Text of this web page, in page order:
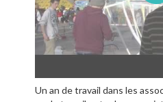
Un an de travail dans les